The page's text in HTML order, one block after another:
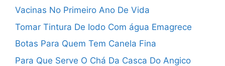
Vacinas No Primeiro Ano De Vida
Tomar Tintura De Iodo Com água Emagrece
Botas Para Quem Tem Canela Fina
Para Que Serve O Chá Da Casca Do Angico